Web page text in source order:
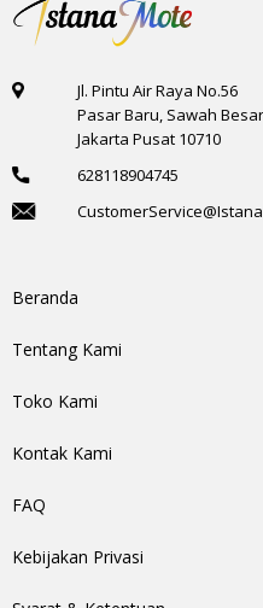
Jl. Pintu Air Raya No.56
Pasar Baru, Sawah Besar
Jakarta Pusat 10710
628118904745
Beranda
Tentang Kami
Toko Kami
Kontak Kami
FAQ
Kebijakan Privasi